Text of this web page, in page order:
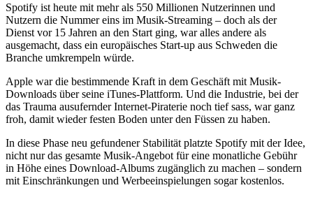
Spotify ist heute mit mehr als 550 Millionen Nutzerinnen und
Nutzern die Nummer eins im Musik-Streaming – doch als der
Dienst vor 15 Jahren an den Start ging, war alles andere als
ausgemacht, dass ein europäisches Start-up aus Schweden die
Branche umkrempeln würde.
Apple war die bestimmende Kraft in dem Geschäft mit Musik-
Downloads über seine iTunes-Plattform. Und die Industrie, bei der
das Trauma ausufernder Internet-Piraterie noch tief sass, war ganz
froh, damit wieder festen Boden unter den Füssen zu haben.
In diese Phase neu gefundener Stabilität platzte Spotify mit der Idee,
nicht nur das gesamte Musik-Angebot für eine monatliche Gebühr
in Höhe eines Download-Albums zugänglich zu machen – sondern
mit Einschränkungen und Werbeeinspielungen sogar kostenlos.